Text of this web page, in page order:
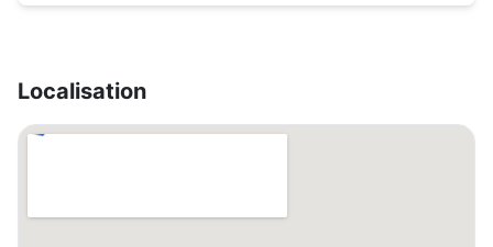
Localisation